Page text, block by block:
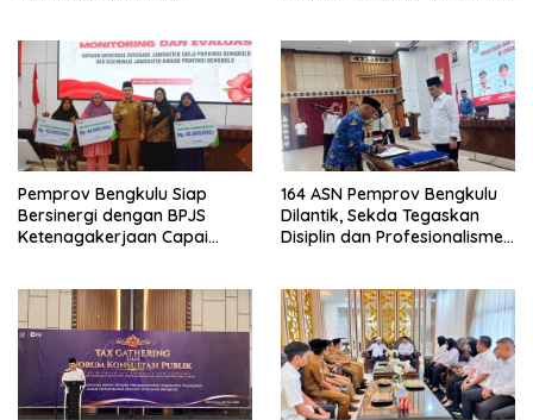
Masih Jadi Sorotan
Pemprov Bengkulu Siap
Bersinergi dengan BPJS
Ketenagakerjaan Capai
164 ASN Pemprov Bengkulu
Dilantik, Sekda Tegaskan
Disiplin dan Profesionalisme